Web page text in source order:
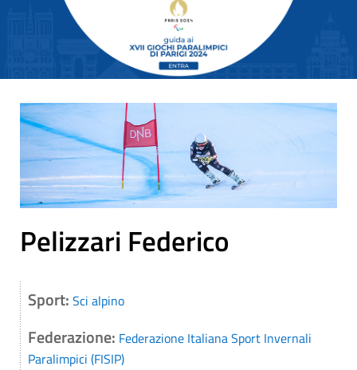
Pelizzari Federico
Sport: Sci alpino
Federazione: Federazione Italiana Sport Invernali
Paralimpici (FISIP)